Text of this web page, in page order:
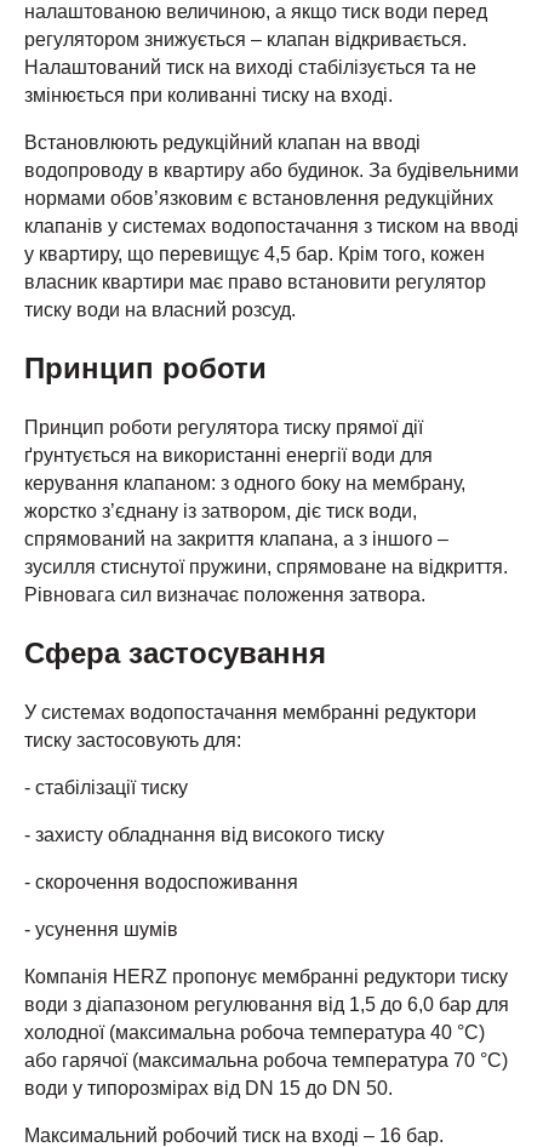
налаштованою величиною, а якщо тиск води перед
регулятором знижується – клапан відкривається.
Налаштований тиск на виході стабілізується та не
змінюється при коливанні тиску на вході.
Встановлюють редукційний клапан на вводі
водопроводу в квартиру або будинок. За будівельними
нормами обов’язковим є встановлення редукційних
клапанів у системах водопостачання з тиском на вводі
у квартиру, що перевищує 4,5 бар. Крім того, кожен
власник квартири має право встановити регулятор
тиску води на власний розсуд.
Принцип роботи
Принцип роботи регулятора тиску прямої дії
ґрунтується на використанні енергії води для
керування клапаном: з одного боку на мембрану,
жорстко з’єднану із затвором, діє тиск води,
спрямований на закриття клапана, а з іншого –
зусилля стиснутої пружини, спрямоване на відкриття.
Рівновага сил визначає положення затвора.
Сфера застосування
У системах водопостачання мембранні редуктори
тиску застосовують для:
- стабілізації тиску
- захисту обладнання від високого тиску
- скорочення водоспоживання
- усунення шумів
Компанія HERZ пропонує мембранні редуктори тиску
води з діапазоном регулювання від 1,5 до 6,0 бар для
холодної (максимальна робоча температура 40 °C)
або гарячої (максимальна робоча температура 70 °C)
води у типорозмірах від DN 15 до DN 50.
Максимальний робочий тиск на вході – 16 бар.